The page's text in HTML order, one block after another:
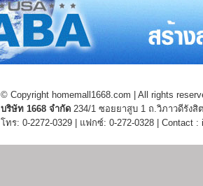
© Copyright homemall1668.com | All rights
บริษัท 1668 จำกัด 234/1 ซอยยาสูบ 1 ถ.วิภาวดีรัง
โทร: 0-2272-0329 | แฟกซ์: 0-272-0328 | Contact